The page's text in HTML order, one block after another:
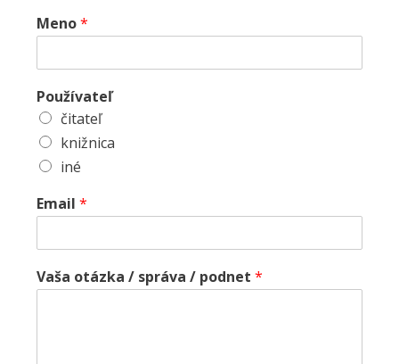
Meno*
Používateľ
čitateľ
knižnica
iné
Email *
Vaša otázka / správa / podnet *